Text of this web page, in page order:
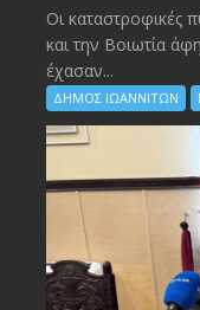
Οι καταστροφικές
και την Bοιωτία
έχασαν...
ΔΗΜΟΣ ΙΩΑΝΝΙΤΩΝ